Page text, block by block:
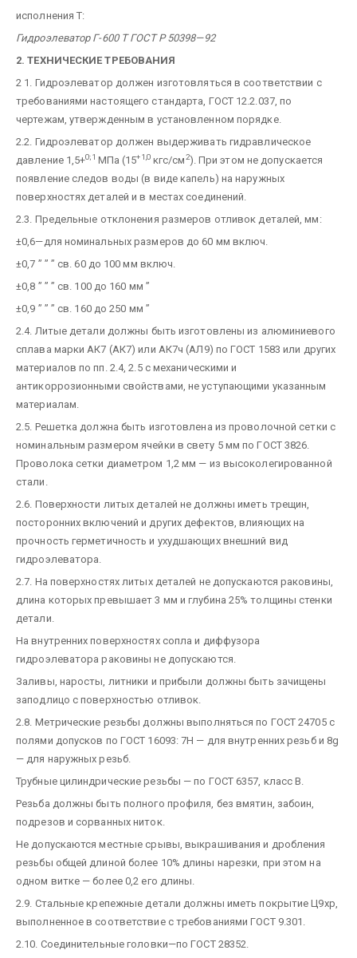
исполнения Т:
Гидроэлеватор Г-600 Т ГОСТ Р 50398—92
2. ТЕХНИЧЕСКИЕ ТРЕБОВАНИЯ
2 1. Гидроэлеватор должен изготовляться в соответствии с
требованиями настоящего стандарта, ГОСТ 12.2.037, по
чертежам, утвержденным в установленном порядке.
2.2. Гидроэлеватор должен выдерживать гидравлическое
давление 1,5+0;1 МПа (15+1,0кгс/см2). При этом не допускается
появление следов воды (в виде капель) на наружных
поверхностях деталей и в местах соединений.
2.3. Предельные отклонения размеров отливок деталей, мм:
±0,6—для номинальных размеров до 60 мм включ.
±0,7 ” ” ” св. 60 до 100 мм включ.
±0,8 ” ” ” св. 100 до 160 мм ”
±0,9 ” ” ” св. 160 до 250 мм ”
2.4. Литые детали должны быть изготовлены из алюминиевого
сплава марки АК7 (АК7) или АК7ч (АЛ9) по ГОСТ 1583 или других
материалов по пп. 2.4, 2.5 с механическими и
антикоррозионными свойствами, не уступающими указанным
материалам.
2.5. Решетка должна быть изготовлена из проволочной сетки с
номинальным размером ячейки в свету 5 мм по ГОСТ 3826.
Проволока сетки диаметром 1,2 мм — из высоколегированной
стали.
2.6. Поверхности литых деталей не должны иметь трещин,
посторонних включений и других дефектов, влияющих на
прочность герметичность и ухудшающих внешний вид
гидроэлеватора.
2.7. На поверхностях литых деталей не допускаются раковины,
длина которых превышает 3 мм и глубина 25% толщины стенки
детали.
На внутренних поверхностях сопла и диффузора
гидроэлеватора раковины не допускаются.
Заливы, наросты, литники и прибыли должны быть зачищены
заподлицо с поверхностью отливок.
2.8. Метрические резьбы должны выполняться по ГОСТ 24705 с
полями допусков по ГОСТ 16093: 7Н — для внутренних резьб и 8g
— для наружных резьб.
Трубные цилиндрические резьбы — по ГОСТ 6357, класс В.
Резьба должны быть полного профиля, без вмятин, забоин,
подрезов и сорванных ниток.
Не допускаются местные срывы, выкрашивания и дробления
резьбы общей длиной более 10% длины нарезки, при этом на
одном витке — более 0,2 его длины.
2.9. Стальные крепежные детали должны иметь покрытие Ц9хр,
выполненное в соответствие с требованиями ГОСТ 9.301.
2.10. Соединительные головки—по ГОСТ 28352.